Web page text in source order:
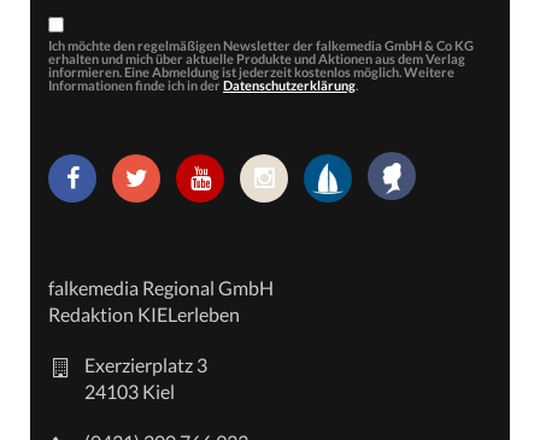
Ich möchte den regelmäßigen Newsletter der falkemedia GmbH & Co KG
erhalten und mich über aktuelle Produkte und Aktionen aus dem Verlag
informieren. Eine Abmeldung ist jederzeit kostenlos möglich. Weitere
Informationen finde ich in der Datenschutzerklärung.
falkemedia Regional GmbH
Redaktion KIELerleben
Exerzierplatz 3
24103 Kiel